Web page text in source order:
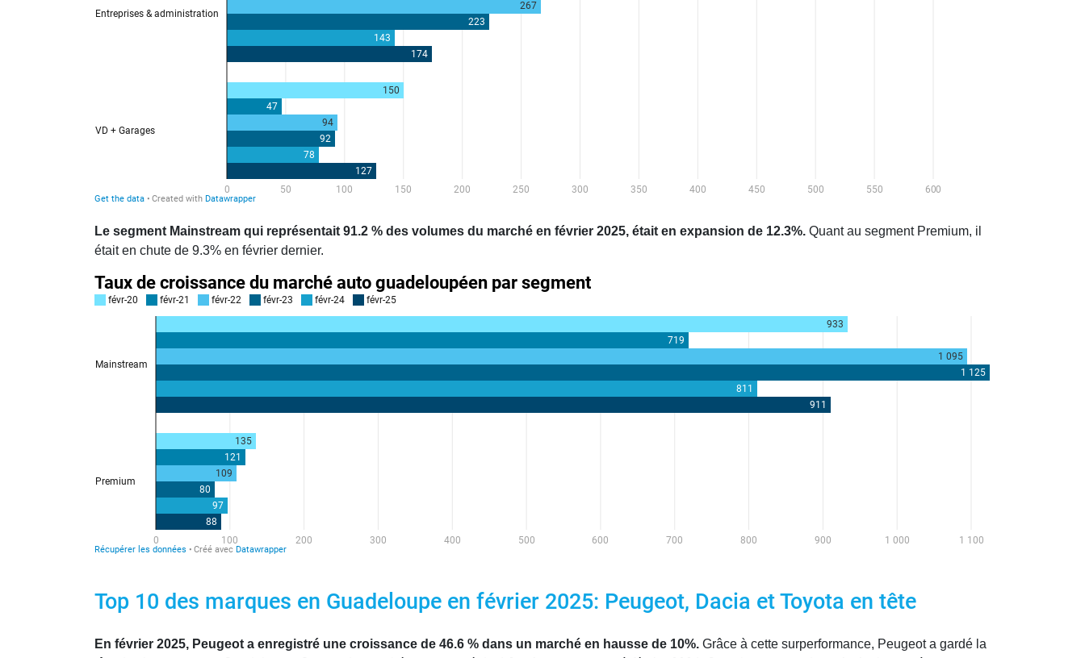
Le segment Mainstream qui représentait 91.2 % des volumes du marché en février 2025, était en expansion de 12.3%. Quant au segment Premium, il
était en chute de 9.3% en février dernier.
Top 10 des marques en Guadeloupe en février 2025: Peugeot, Dacia et Toyota en tête
En février 2025, Peugeot a enregistré une croissance de 46.6 % dans un marché en hausse de 10%. Grâce à cette surperformance, Peugeot a gardé la